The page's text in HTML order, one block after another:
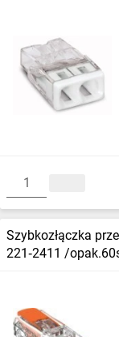
Szybkozłączka
221‑2411 /